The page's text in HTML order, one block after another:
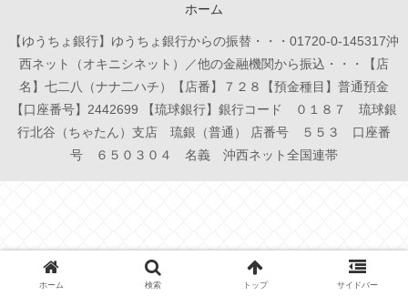
ホーム
【ゆうちょ銀行】ゆうちょ銀行からの振替・・・01720-0-145317沖
西ネット（オキニシネット）／他の金融機関から振込・・・【店
名】七二八（ナナ二ハチ）【店番】７２８【預金種目】普通預金
【口座番号】2442699 【琉球銀行】銀行コード ０１８７ 琉球銀
行北谷（ちゃたん）支店 琉銀（普通） 店番号 ５５３ 口座番
号 ６５０３０４ 名義 沖西ネット全国連帯
ホーム 検索 トップ サイドバー